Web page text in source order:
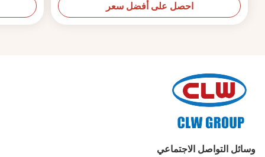
احصل على أفضل سعر
وسائل التواصل الاجتماعي